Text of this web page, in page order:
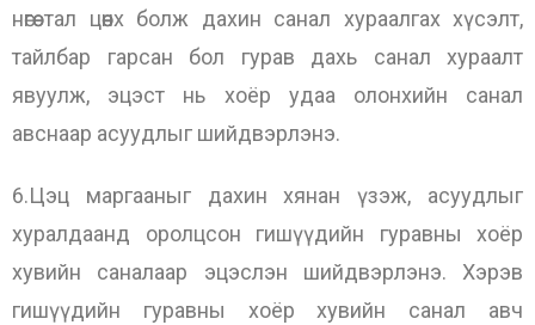
нөгөө тал цөөнх болж дахин санал хураалгах хүсэлт,
тайлбар гарсан бол гурав дахь санал хураалт
явуулж, эцэст нь хоёр удаа олонхийн санал
авснаар асуудлыг шийдвэрлэнэ.
6.Цэц маргааныг дахин хянан үзэж, асуудлыг
хуралдаанд оролцсон гишүүдийн гуравны хоёр
хувийн саналаар эцэслэн шийдвэрлэнэ. Хэрэв
гишүүдийн гуравны хоёр хувийн санал авч